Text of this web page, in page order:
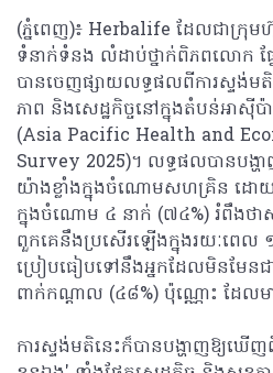
(ភ្នំពេញ)៖ Herbalife ដែលជាក្រុ
ទំនាក់ទំនង លំដាប់ថ្នាក់ពិភពលោក
បានចេញផ្សាយលទ្ធផលពីការស្ទង់ម
ភាព និងសេដ្ឋកិច្ចនៅក្នុងតំបន់អាស៊ី
(Asia Pacific Health and
Survey 2025)។ លទ្ធផលបានបង្ហ
យ៉ាងខ្លាំងក្នុងចំណោមសហគ្រិន ដោ
ក្នុងចំណោម ៤ នាក់ (៧៤%) រំពឹងថា
ពួកគេនឹងប្រសើរឡើងក្នុងរយៈពេល
ប្រៀបធៀបទៅនឹងអ្នកដែលមិនមែន
ពាក់កណ្តាល (៤៨%) ប៉ុណ្ណោះ ដែលម
ការស្ទង់មតិនេះក៏បានបង្ហាញឱ្យឃើ